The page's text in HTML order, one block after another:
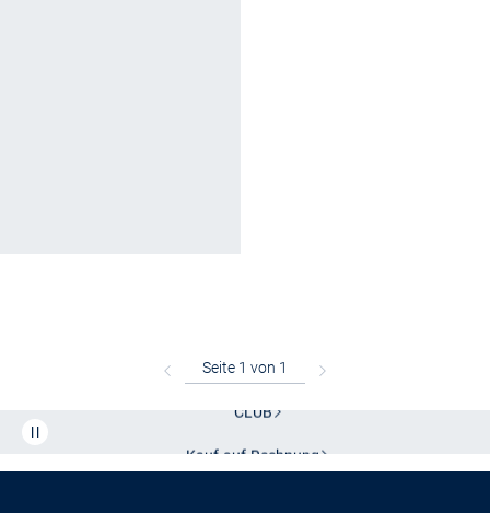
Kostenlose Lieferung und Retoure mit unserem Friends
CLUB
Kauf auf Rechnung